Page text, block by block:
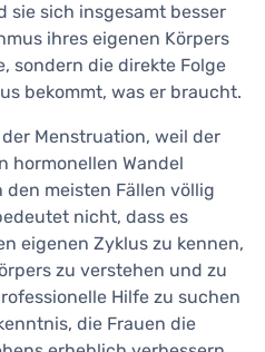
sie sich insgesamt besser
ihres eigenen Körpers
sondern die direkte Folge
bekommt, was er braucht.
Menstruation, weil der
hormonellen Wandel
meisten Fällen völlig
nicht, dass es
eigenen Zyklus zu kennen,
zu verstehen und zu
Hilfe zu suchen
die Frauen die